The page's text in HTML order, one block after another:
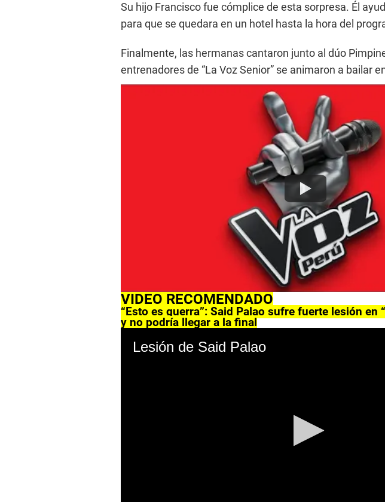
Su hijo Francisco fue cómplice de esta sorpresa. Él
para que se quedara en un hotel hasta la hora del
Finalmente, las hermanas cantaron junto al dúo
entrenadores de “La Voz Senior” se animaron a bailar
VIDEO RECOMENDADO
“Esto es guerra”: Said Palao sufre fuerte lesión en
y no podría llegar a la final
Lesión de Said Palao